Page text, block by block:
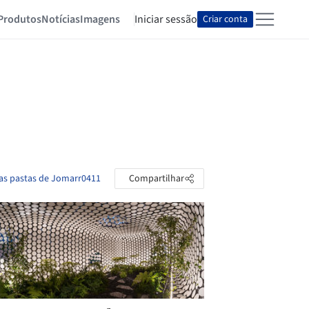
NotíciasImagens Iniciar sessão Criar conta
pastas de Jomarr0411 Compartilhar